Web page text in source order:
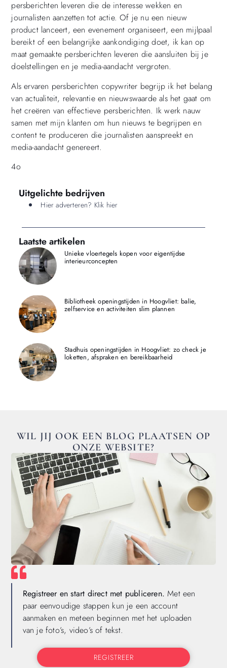
persberichten leveren die de interesse wekken en
journalisten aanzetten tot actie. Of je nu een nieuw
product lanceert, een evenement organiseert, een mijlpaal
bereikt of een belangrijke aankondiging doet, ik kan op
maat gemaakte persberichten leveren die aansluiten bij je
doelstellingen en je media-aandacht vergroten.
Als ervaren persberichten copywriter begrijp ik het belang
van actualiteit, relevantie en nieuwswaarde als het gaat om
het creëren van effectieve persberichten. Ik werk nauw
samen met mijn klanten om hun nieuws te begrijpen en
content te produceren die journalisten aanspreekt en
media-aandacht genereert.
4o
Uitgelichte bedrijven
Hier adverteren? Klik hier
Laatste artikelen
Unieke vloertegels kopen voor eigentijdse
interieurconcepten
Bibliotheek openingstijden in Hoogvliet: balie,
zelfservice en activiteiten slim plannen
Stadhuis openingstijden in Hoogvliet: zo check je
loketten, afspraken en bereikbaarheid
WIL JIJ OOK EEN BLOG PLAATSEN OP
ONZE WEBSITE?
Registreer en start direct met publiceren. Met een
paar eenvoudige stappen kun je een account
aanmaken en meteen beginnen met het uploaden
van je foto’s, video’s of tekst.
REGISTREER